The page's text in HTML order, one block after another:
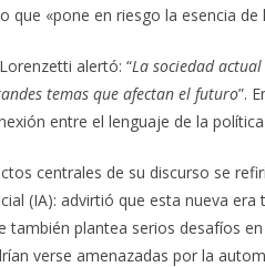
que «pone en riesgo la esencia de
alertó: “La sociedad
temas que afectan el futuro”.
entre el lenguaje de la
centrales de su discurso se
(IA): advirtió que esta nueva
también plantea serios desafíos
verse amenazadas por la